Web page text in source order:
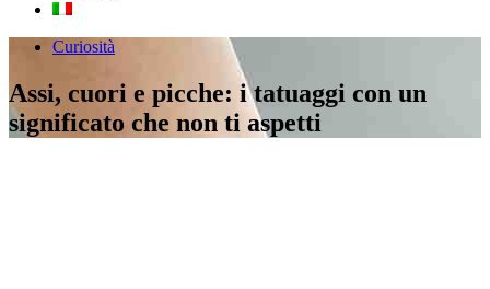
Curiosità
Assi, cuori e picche: i tatuaggi con un
significato che non ti aspetti